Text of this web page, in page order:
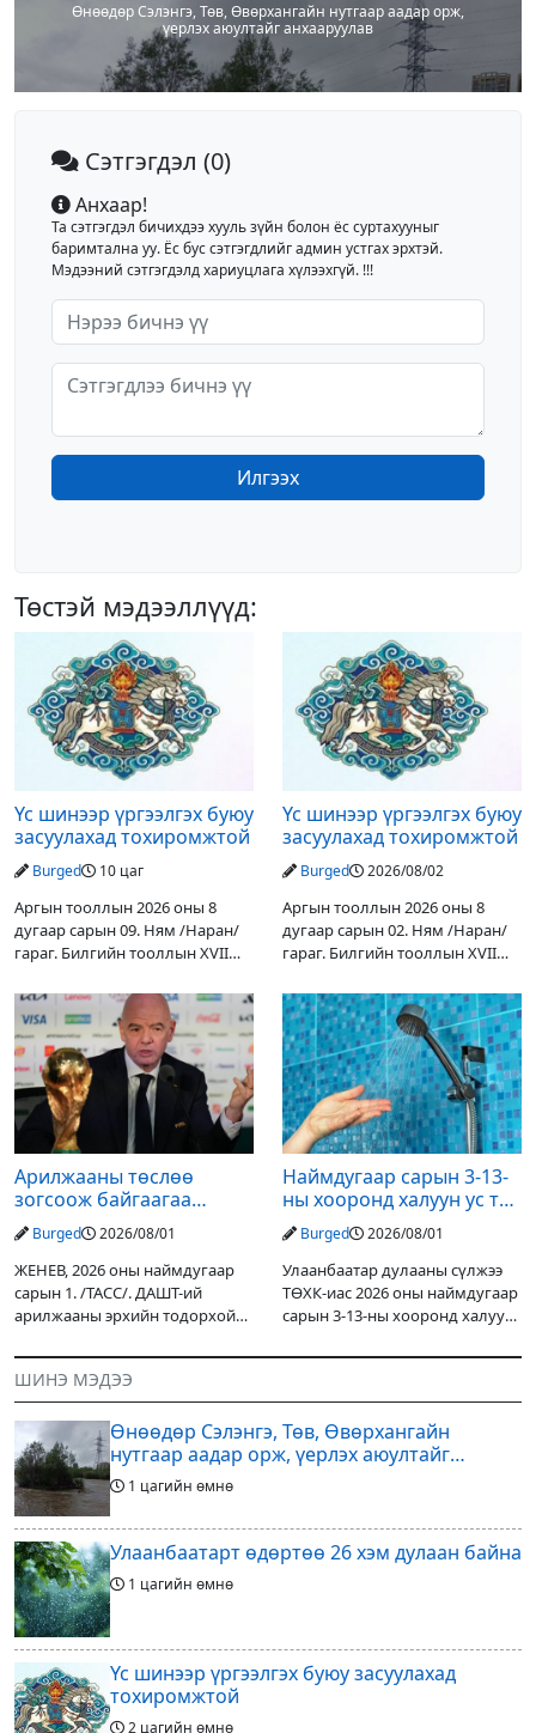
Өнөөдөр Сэлэнгэ, Төв, Өвөрхангайн нутгаар аадар орж,
үерлэх аюултайг анхааруулав
Сэтгэгдэл (0)
Анхаар!
Та сэтгэгдэл бичихдээ хууль зүйн болон ёс суртахууныг
баримтална уу. Ёс бус сэтгэгдлийг админ устгах эрхтэй.
Мэдээний сэтгэгдэлд хариуцлага хүлээхгүй. !!!
Илгээх
Төстэй мэдээллүүд:
Үс шинээр үргээлгэх буюу
засуулахад тохиромжтой
Burged 10 цаг
Аргын тооллын 2026 оны 8
дугаар сарын 09. Ням /Наран/
гараг. Билгийн тооллын XVII
гал Морин жилийн Зуны адаг
хөхөгчин хонь сарын шинийн
19, Адъяа /Наран/
Үс шинээр үргээлгэх буюу
засуулахад тохиромжтой
Burged 2026/08/02
Аргын тооллын 2026 оны 8
дугаар сарын 02. Ням /Наран/
гараг. Билгийн тооллын XVII
гал Морин жилийн Зуны адаг
хөхөгчин хонь сарын шинийн
19, Адъяа /Асралт/
Арилжааны төслөө
зогсоож байгаагаа
Ж.Инфантино мэдэгдэв
Burged 2026/08/01
ЖЕНЕВ, 2026 оны наймдугаар
сарын 1. /ТАСС/. ДАШТ-ий
арилжааны эрхийн тодорхой
оруулагчдад худалдах
төслөөсөө татгалзахаар
шийдвэрлэснээ ФИФА-гийн
ерөнхийлөгч Жанни
Наймдугаар сарын 3-13-
ны хооронд халуун ус түр
хязгаарлах бүс, хороолол
Burged 2026/08/01
Улаанбаатар дулааны сүлжээ
ТӨХК-иас 2026 оны наймдугаар
сарын 3-13-ны хооронд халуун
хорооллын мэдээллийг өглөө.
Хүүхдийн 100, Цирк, ШУТСО,
ШИНЭ МЭДЭЭ
Өнөөдөр Сэлэнгэ, Төв, Өвөрхангайн
нутгаар аадар орж, үерлэх аюултайг
анхааруулав
1 цагийн өмнө
Улаанбаатарт өдөртөө 26 хэм дулаан байна
1 цагийн өмнө
Үс шинээр үргээлгэх буюу засуулахад
тохиромжтой
2 цагийн өмнө